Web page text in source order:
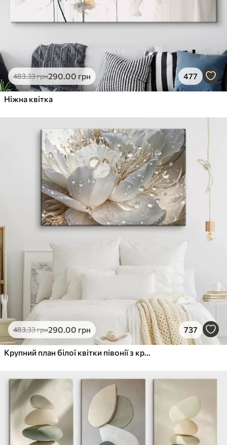
483.33грн290.00 грн 477
Ніжна квітка
483.33грн290.00 грн 737
Крупний план білої квітки півонії з крапельками води на пелюстках на розмитому фоні